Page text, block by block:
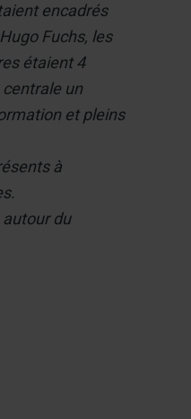
encadrés
Fuchs, les
étaient 4
un
et pleins
à
du